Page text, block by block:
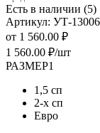
Есть в наличии (5)
Артикул: УТ-
от 1 560.00 ₽
1 560.00 ₽/шт
РАЗМЕР1
1,5 сп
2-х сп
Евро